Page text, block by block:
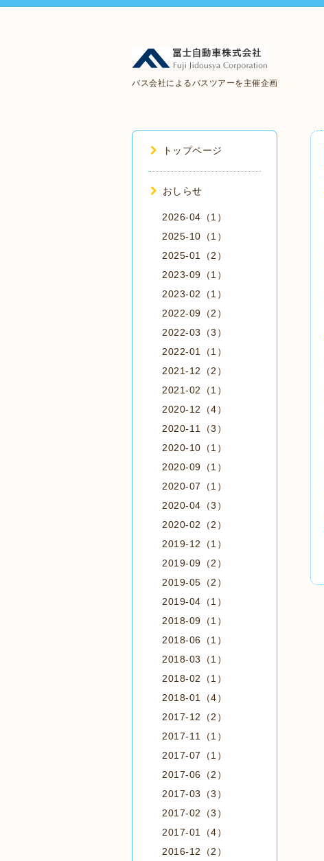
バス会社によるバスツアーを主催企画
トップページ
おしらせ
2026-04（1）
2025-10（1）
2025-01（2）
2023-09（1）
2023-02（1）
2022-09（2）
2022-03（3）
2022-01（1）
2021-12（2）
2021-02（1）
2020-12（4）
2020-11（3）
2020-10（1）
2020-09（1）
2020-07（1）
2020-04（3）
2020-02（2）
2019-12（1）
2019-09（2）
2019-05（2）
2019-04（1）
2018-09（1）
2018-06（1）
2018-03（1）
2018-02（1）
2018-01（4）
2017-12（2）
2017-11（1）
2017-07（1）
2017-06（2）
2017-03（3）
2017-02（3）
2017-01（4）
2016-12（2）